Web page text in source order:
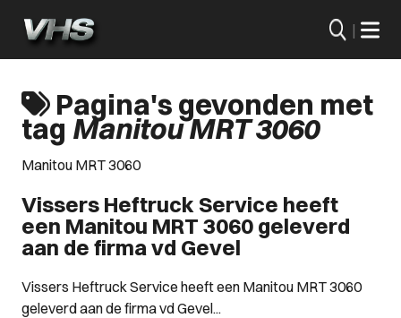
|
Pagina's gevonden met
tag Manitou MRT 3060
Manitou MRT 3060
Vissers Heftruck Service heeft
een Manitou MRT 3060 geleverd
aan de firma vd Gevel
Vissers Heftruck Service heeft een Manitou MRT 3060
geleverd aan de firma vd Gevel...